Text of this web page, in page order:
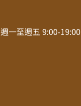
週一至週五 9:00-19:00